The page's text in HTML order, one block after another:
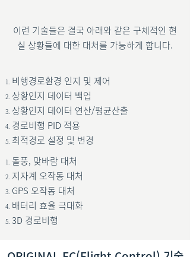
이런 기술들은 결국 아래와 같은 구체적인 현
실 상황들에 대한 대처를 가능하게 합니다.
비행경로환경 인지 및 제어
상황인지 데이터 백업
상황인지 데이터 연산/평균산출
경로비행 PID 적용
최적경로 설정 및 변경
돌풍, 맞바람 대처
지자계 오작동 대처
GPS 오작동 대처
배터리 효율 극대화
3D 경로비행